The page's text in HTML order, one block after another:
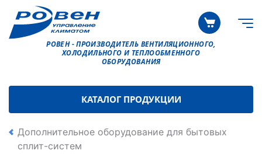
РОВЕН - ПРОИЗВОДИТЕЛЬ ВЕНТИЛЯЦИОННОГО,
ХОЛОДИЛЬНОГО И ТЕПЛООБМЕННОГО
ОБОРУДОВАНИЯ
КАТАЛОГ ПРОДУКЦИИ
Дополнительное оборудование для бытовых
сплит-систем